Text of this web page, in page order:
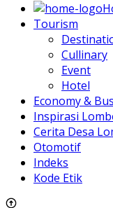
Tourism
Cullinary
Event
Hotel
Economy &
Inspirasi
Cerita Desa
Otomotif
Indeks
Kode Etik